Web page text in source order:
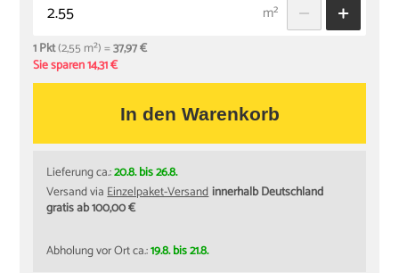
m²
1 Pkt(2,55 m²) =37,97 €
Sie sparen 14,31 €
In den Warenkorb
Lieferung ca.:20.8. bis 26.8.
Versand viaEinzelpaket-Versandinnerhalb Deutschland
gratis ab 100,00 €
Abholung vor Ort ca.:19.8. bis 21.8.